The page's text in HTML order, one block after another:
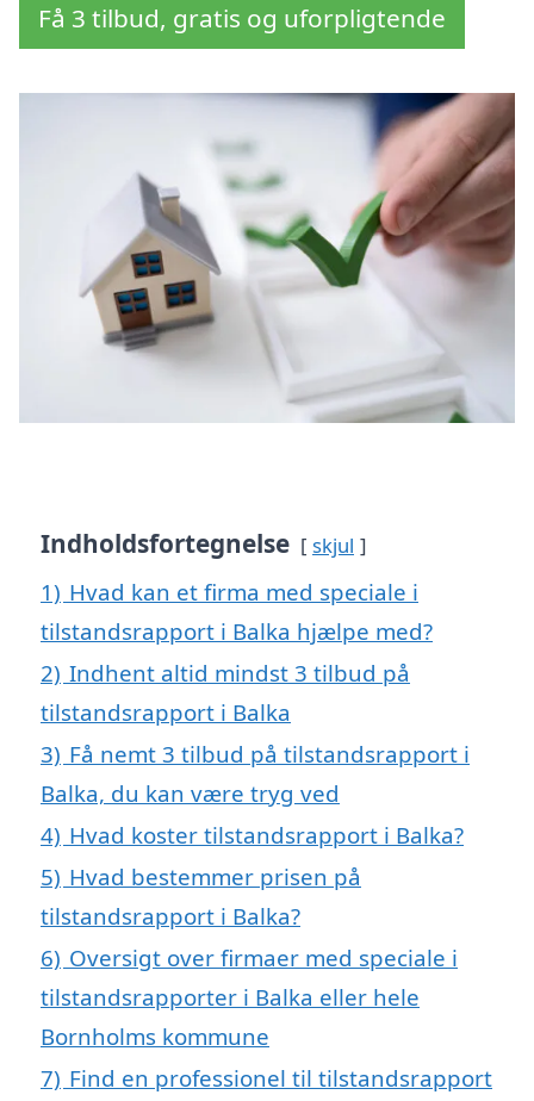
Få 3 tilbud, gratis og uforpligtende
Indholdsfortegnelse skjul
1) Hvad kan et firma med speciale i
tilstandsrapport i Balka hjælpe med?
2) Indhent altid mindst 3 tilbud på
tilstandsrapport i Balka
3) Få nemt 3 tilbud på tilstandsrapport i
Balka, du kan være tryg ved
4) Hvad koster tilstandsrapport i Balka?
5) Hvad bestemmer prisen på
tilstandsrapport i Balka?
6) Oversigt over firmaer med speciale i
tilstandsrapporter i Balka eller hele
Bornholms kommune
7) Find en professionel til tilstandsrapport